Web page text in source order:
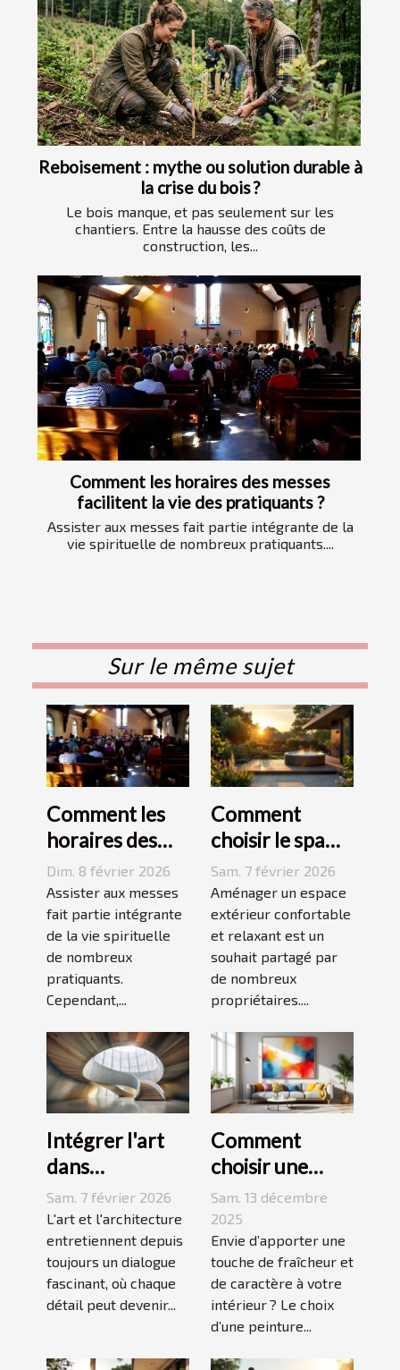
Reboisement : mythe ou solution durable à
la crise du bois ?
Le bois manque, et pas seulement sur les
chantiers. Entre la hausse des coûts de
construction, les...
Comment les horaires des messes
facilitent la vie des pratiquants ?
Assister aux messes fait partie intégrante de la
vie spirituelle de nombreux pratiquants....
Sur le même sujet
Comment les
horaires des
messes
facilitent la vie
des pratiquants
?
Dim. 8 février 2026
Assister aux messes
fait partie intégrante
de la vie spirituelle
de nombreux
pratiquants.
Cependant,...
Comment
choisir le spa
idéal pour
votre espace
extérieur ?
Sam. 7 février 2026
Aménager un espace
extérieur confortable
et relaxant est un
souhait partagé par
de nombreux
propriétaires....
Intégrer l'art
dans
l'architecture :
escaliers
comme moyen
d'expression
Sam. 7 février 2026
L'art et l'architecture
entretiennent depuis
toujours un dialogue
fascinant, où chaque
détail peut devenir...
Comment
choisir une
peinture
moderne pour
dynamiser
votre espace ?
Sam. 13 décembre
2025
Envie d’apporter une
touche de fraîcheur et
de caractère à votre
intérieur ? Le choix
d’une peinture...